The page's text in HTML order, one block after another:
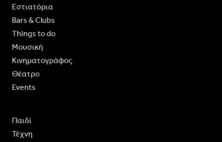
Εστιατόρια
Bars & Clubs
Things to do
Moυσική
Κινηματογράφος
Θέατρο
Events
Παιδί
Τέχνη